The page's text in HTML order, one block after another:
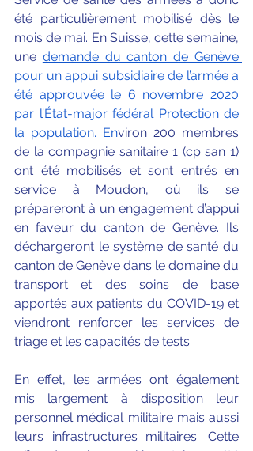
été particulièrement mobilisé dès le
mois de mai. En Suisse, cette semaine,
une demande du canton de Genève
pour un appui subsidiaire de l’armée a
été approuvée le 6 novembre 2020
par l’État-major fédéral Protection de
la population. Environ 200 membres
de la compagnie sanitaire 1 (cp san 1)
ont été mobilisés et sont entrés en
service à Moudon, où ils se
prépareront à un engagement d’appui
en faveur du canton de Genève. Ils
déchargeront le système de santé du
canton de Genève dans le domaine du
transport et des soins de base
apportés aux patients du COVID-19 et
viendront renforcer les services de
triage et les capacités de tests.
En effet, les armées ont également
mis largement à disposition leur
personnel médical militaire mais aussi
leurs infrastructures militaires. Cette